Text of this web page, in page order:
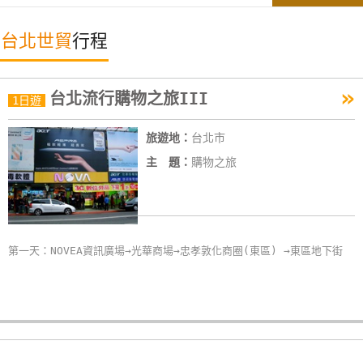
房
直接跟飯店訂房HOT
特
色
民
宿
全
租
台北世貿行程
1日遊 台北流行購物之旅III »
旅遊地： 台北市
主 題： 購物之旅
第一天：NOVEA資訊廣場→光華商場→忠孝敦化商圈(東區) →東區地下街